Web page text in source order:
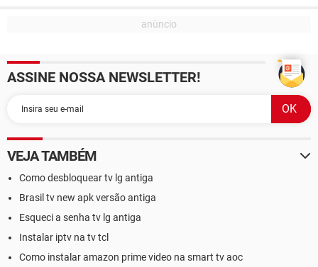
ASSINE NOSSA NEWSLETTER!
VEJA TAMBÉM
Como desbloquear tv lg antiga
Brasil tv new apk versão antiga
Esqueci a senha tv lg antiga
Instalar iptv na tv tcl
Como instalar amazon prime video na smart tv aoc